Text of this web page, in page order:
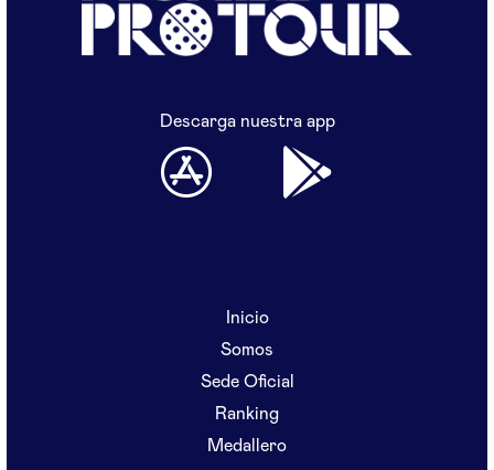
Descarga nuestra app
Inicio
Somos
Sede Oficial
Ranking
Medallero